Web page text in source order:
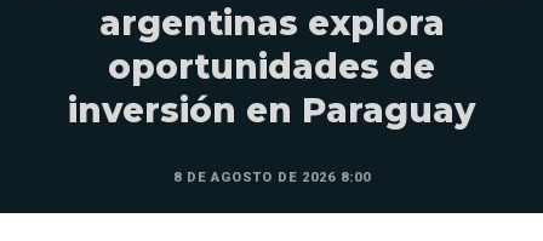
argentinas explora
oportunidades de
inversión en Paraguay
8 DE AGOSTO DE 2026 8:00